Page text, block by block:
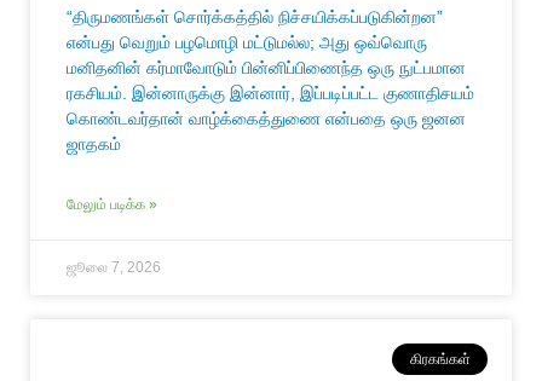
“திருமணங்கள் சொர்க்கத்தில் நிச்சயிக்கப்படுகின்றன”
என்பது வெறும் பழமொழி மட்டுமல்ல; அது ஒவ்வொரு
மனிதனின் கர்மாவோடும் பின்னிப்பிணைந்த ஒரு நுட்பமான
ரகசியம். இன்னாருக்கு இன்னார், இப்படிப்பட்ட குணாதிசயம்
கொண்டவர்தான் வாழ்க்கைத்துணை என்பதை ஒரு ஜனன
ஜாதகம்
மேலும் படிக்க »
ஜூலை 7, 2026
கிரகங்கள்